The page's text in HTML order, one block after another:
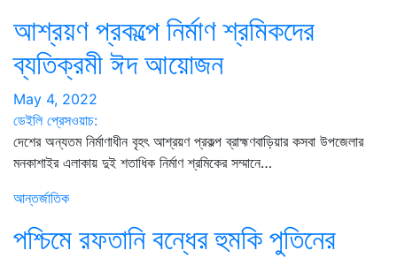
আশ্রয়ণ প্রকল্পে নির্মাণ শ্রমিকদের
ব্যতিক্রমী ঈদ আয়োজন
May 4, 2022
ডেইলি প্রেসওয়াচ:
দেশের অন্যতম নির্মাণাধীন বৃহৎ আশ্রয়ণ প্রকল্প ব্রাহ্মণবাড়িয়ার কসবা উপজেলার
মনকাশাইর এলাকায় দুই শতাধিক নির্মাণ শ্রমিকের সম্মানে…
আন্তর্জাতিক
পশ্চিমে রফতানি বন্ধের হুমকি পুতিনের